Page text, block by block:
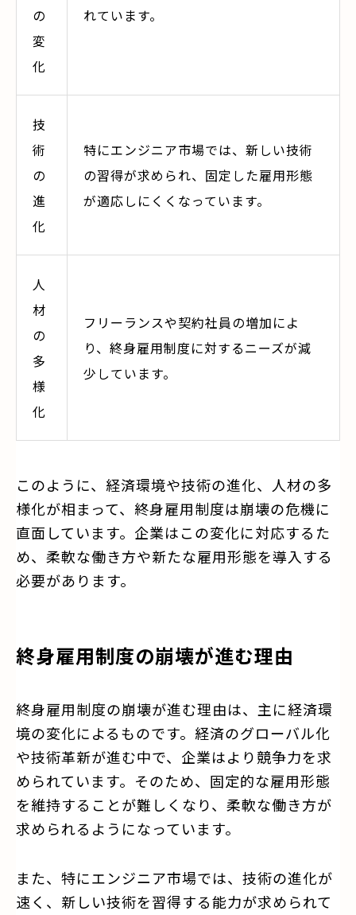
の
変
化
れています。
技
術
の
進
化
特にエンジニア市場では、新しい技術
の習得が求められ、固定した雇用形態
が適応しにくくなっています。
人
材
の
多
様
化
フリーランスや契約社員の増加によ
り、終身雇用制度に対するニーズが減
少しています。
このように、経済環境や技術の進化、人材の多
様化が相まって、終身雇用制度は崩壊の危機に
直面しています。企業はこの変化に対応するた
め、柔軟な働き方や新たな雇用形態を導入する
必要があります。
終身雇用制度の崩壊が進む理由
終身雇用制度の崩壊が進む理由は、主に経済環
境の変化によるものです。経済のグローバル化
や技術革新が進む中で、企業はより競争力を求
められています。そのため、固定的な雇用形態
を維持することが難しくなり、柔軟な働き方が
求められるようになっています。
また、特にエンジニア市場では、技術の進化が
速く、新しい技術を習得する能力が求められて